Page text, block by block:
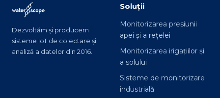
Dezvoltăm și producem
sisteme IoT de colectare și
analiză a datelor din 2016.
Soluții
Monitorizarea presiunii
apei și a rețelei
Monitorizarea irigațiilor și
a solului
Sisteme de monitorizare
industrială